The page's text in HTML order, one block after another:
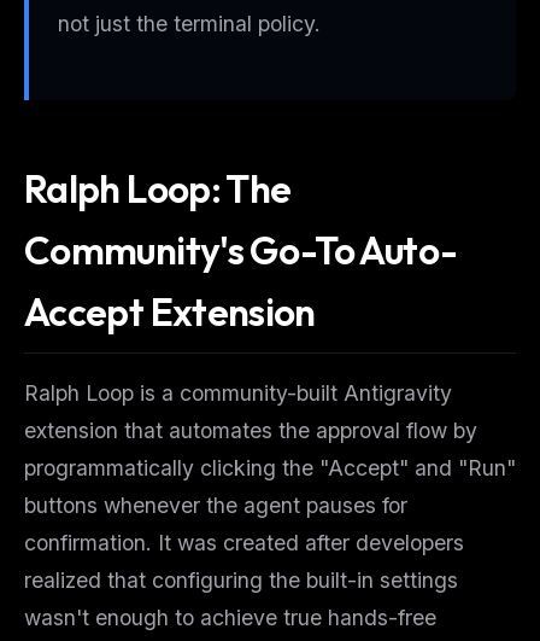
not just the terminal policy.
Ralph Loop: The
Community's Go-To Auto-
Accept Extension
Ralph Loop is a community-built Antigravity
extension that automates the approval flow by
programmatically clicking the "Accept" and "Run"
buttons whenever the agent pauses for
confirmation. It was created after developers
realized that configuring the built-in settings
wasn't enough to achieve true hands-free